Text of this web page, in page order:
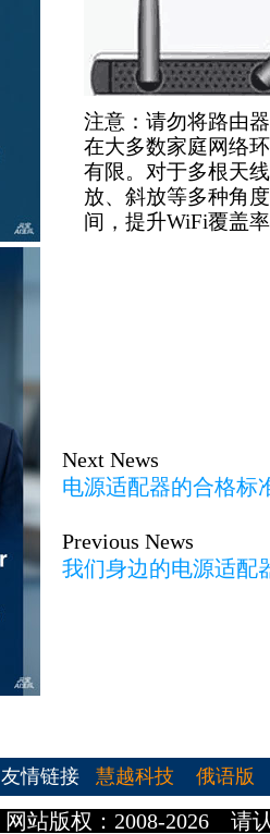
注意：请勿将路由
在大多数家庭网络
有限。对于多根天
放、斜放等多种角
间，提升WiFi覆盖
Next News
电源适配器的合格标
Previous News
我们身边的电源适配
友情链接 慧越科技 俄语版
网站版权：2008-2026 请